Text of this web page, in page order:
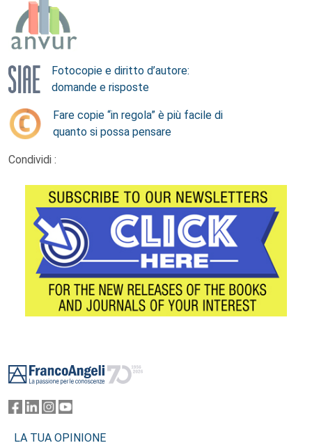
Fotocopie e diritto d’autore:
domande e risposte
Fare copie “in regola” è più facile di
quanto si possa pensare
Condividi :
LA TUA OPINIONE